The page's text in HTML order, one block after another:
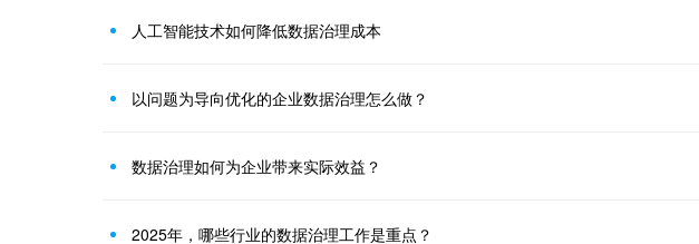
人工智能技术如何降低数据治理成本
以问题为导向优化的企业数据治理怎么做？
数据治理如何为企业带来实际效益？
2025年，哪些行业的数据治理工作是重点？